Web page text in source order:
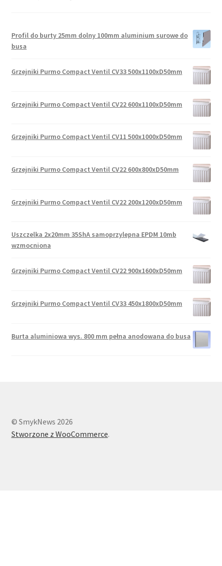
Profil do burty 25mm dolny 100mm aluminium surowe do
busa
Grzejniki Purmo Compact Ventil CV33 500x1100xD50mm
Grzejniki Purmo Compact Ventil CV22 600x1100xD50mm
Grzejniki Purmo Compact Ventil CV11 500x1000xD50mm
Grzejniki Purmo Compact Ventil CV22 600x800xD50mm
Grzejniki Purmo Compact Ventil CV22 200x1200xD50mm
Uszczelka 2x20mm 35ShA samoprzylepna EPDM 10mb
wzmocniona
Grzejniki Purmo Compact Ventil CV22 900x1600xD50mm
Grzejniki Purmo Compact Ventil CV33 450x1800xD50mm
Burta aluminiowa wys. 800 mm pełna anodowana do busa
© SmykNews 2026
Stworzone z WooCommerce.